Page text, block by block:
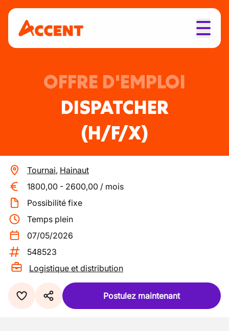
OFFRE D'EMPLOI
DISPATCHER
(H/F/X)
Tournai, Hainaut
1800,00 - 2600,00 / mois
Possibilité fixe
Temps plein
07/05/2026
548523
Logistique et distribution
Postulez maintenant